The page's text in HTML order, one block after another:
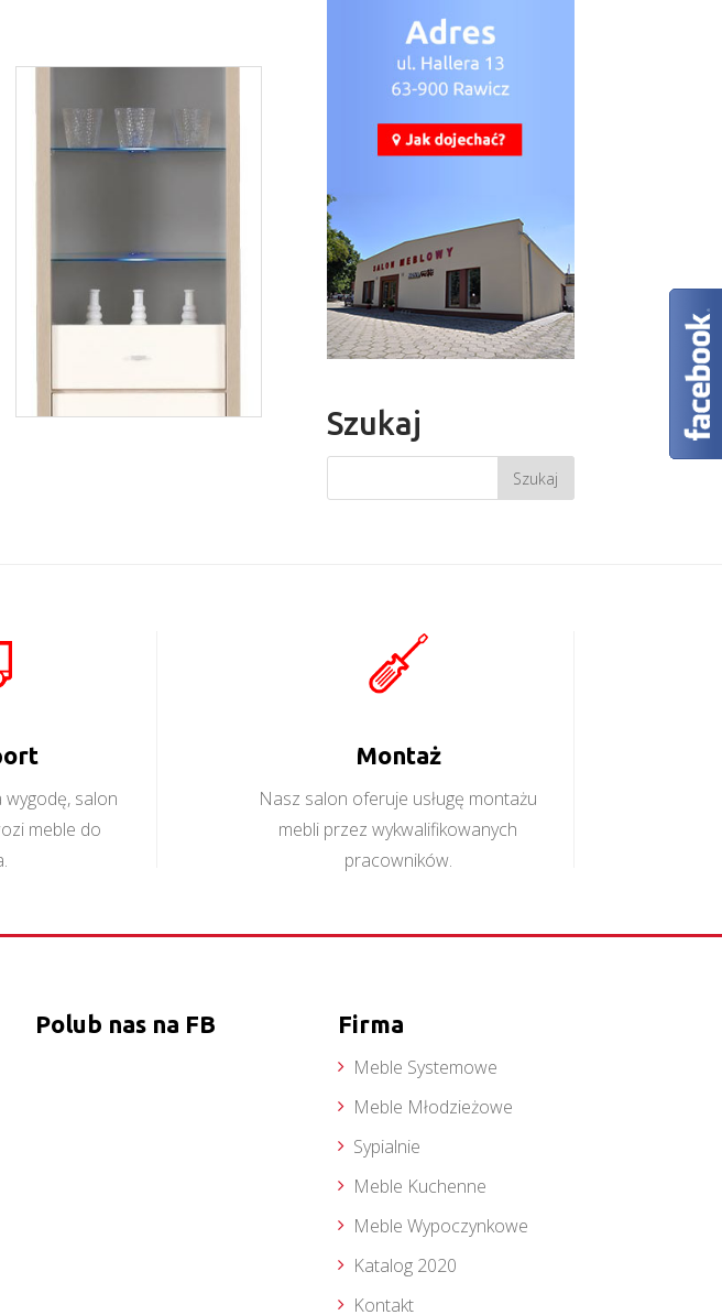
Szukaj
salon
meble do
Montaż
Nasz salon oferuje usługę montażu
mebli przez wykwalifikowanych
pracowników.
Polub nas na FB Firma
Meble Systemowe
Meble Młodzieżowe
Sypialnie
Meble Kuchenne
Meble Wypoczynkowe
Katalog 2020
Kontakt